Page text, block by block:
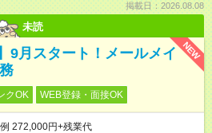
掲載日：2026.08.08
未読
NEW
9月スタート！メールメイ
クOK WEB登録・面接OK
272,000円+残業代